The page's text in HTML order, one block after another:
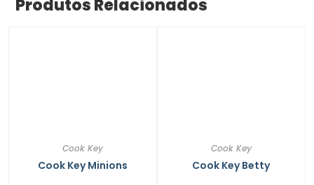
Produtos Relacionados
Cook Key
Cook Key Minions
Cook Key
Cook Key Betty